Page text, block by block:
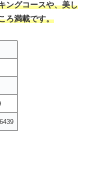
ングコースや、美し
ろ満載です。